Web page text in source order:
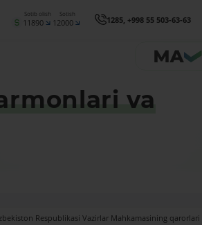
Sotib olish
11890
Sotish
12000 1285, +998 55 503-63-63
va
Respublikasi Vazirlar Mahkamasining qarorlari